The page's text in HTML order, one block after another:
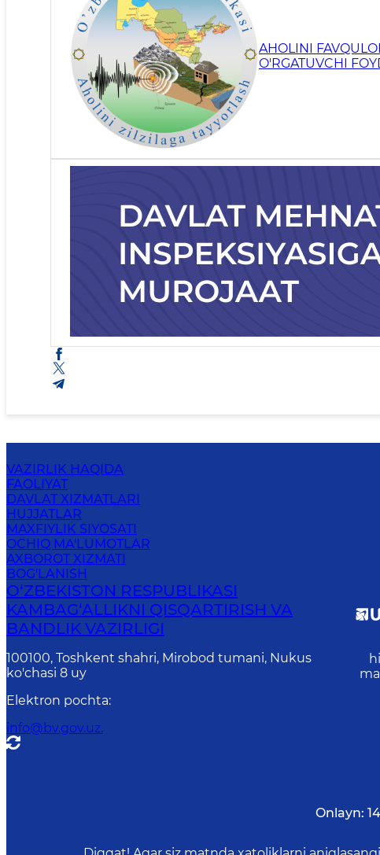
AHOLINI
O'RGATUVCHI
VAZIRLIK HAQIDA
FAOLIYAT
DAVLAT XIZMATLARI
HUJJATLAR
MAXFIYLIK SIYOSATI
OCHIQ MA'LUMOTLAR
AXBOROT XIZMATI
BOG'LANISH
O‘ZBEKISTON RESPUBLIKASI
KAMBAG‘ALLIKNI QISQARTIRISH VA
BANDLIK VAZIRLIGI
100100, Toshkent shahri, Mirobod tumani, Nukus
ko'chasi 8 uy
Elektron pochta:
info@bv.gov.uz.
Onlayn: 14